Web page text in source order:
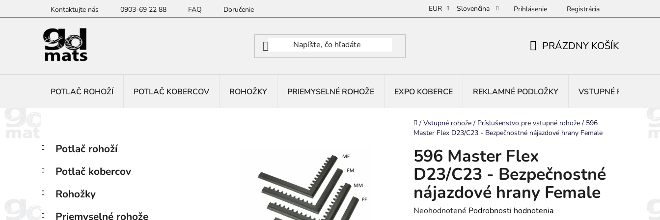
na
Kontaktujte nás 0903-69 22 88 FAQ Doručenie EUR Slovenčina Prihlásenie Registrácia
PRÁZDNY KOŠÍK
POTLAČ ROHOŽÍ POTLAČ KOBERCOV ROHOŽKY PRIEMYSELNÉ ROHOŽE EXPO KOBERCE REKLAMNÉ PODLOŽKY VSTUPNÉ ROHOŽE
Domov
/ Vstupné rohože / Príslušenstvo pre vstupné rohože / 596
Master Flex D23/C23 - Bezpečnostné nájazdové hrany Female
B
č
ý
Preskočiť
kategórie
K
a
e
ó
Potlač rohoží
Potlač kobercov
Rohožky
Priemyselné rohože
596 Master Flex
D23/C23 - Bezpečnostné
nájazdové hrany Female
Priemerné
Neohodnotené Podrobnosti hodnotenia